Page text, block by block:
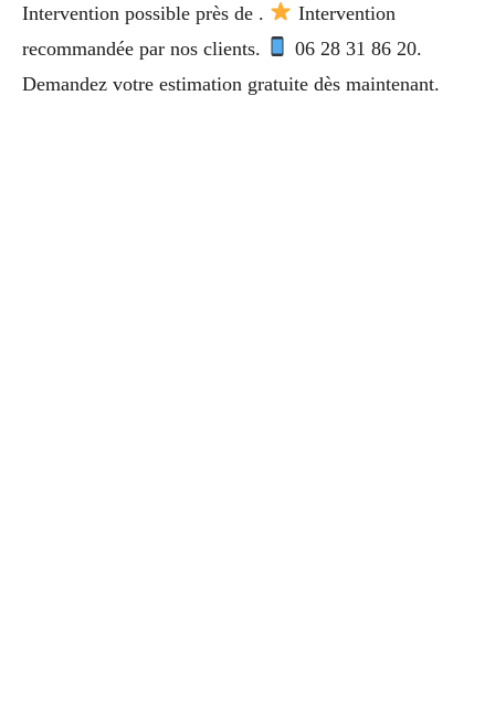
Intervention possible près de .
Intervention
recommandée par nos clients.
06 28 31 86 20.
Demandez votre estimation gratuite dès maintenant.